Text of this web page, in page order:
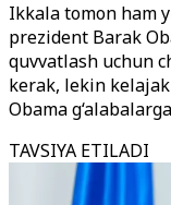
Ikkala tomon ham
prezident Barak
quvvatlash uchun
kerak, lekin
Obama
TAVSIYA ETILADI